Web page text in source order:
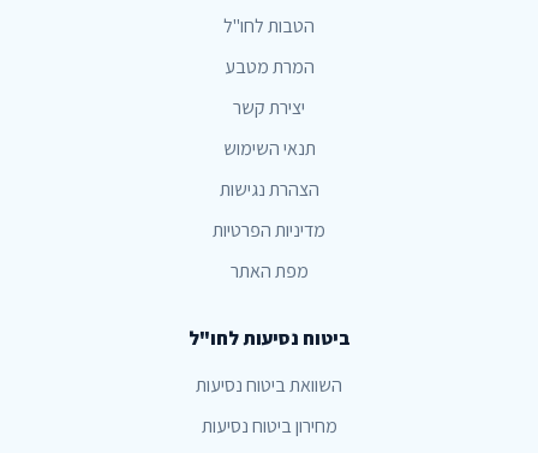
הטבות לחו"ל
המרת מטבע
יצירת קשר
תנאי השימוש
הצהרת נגישות
מדיניות הפרטיות
מפת האתר
ביטוח נסיעות לחו"ל
השוואת ביטוח נסיעות
מחירון ביטוח נסיעות